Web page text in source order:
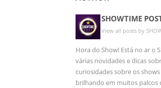
SHOWTIME
View all posts by
Hora do Show! Está no ar o
várias novidades e dicas
curiosidades sobre os
brilhando em muitos palcos